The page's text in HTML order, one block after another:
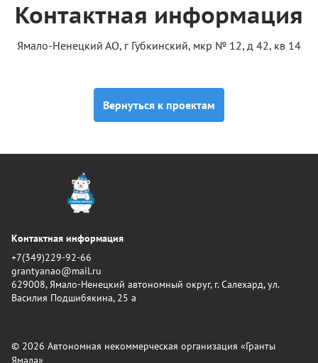
Контактная информация
Ямало-Ненецкий АО, г Губкинский, мкр № 12, д 42, кв 14
Вернуться к проектам
Контактная информация
+7(349)229-92-66
grantyanao@mail.ru
629008, Ямало-Ненецкий автономный округ, г. Салехард, ул.
Василия Подшибякина, 25 а
© 2026 Автономная некоммерческая организация «Гранты
Ямала»